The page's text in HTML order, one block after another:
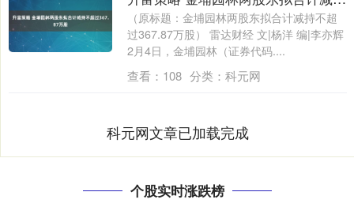
（原标题：金埔园林两股东拟合计减持不超
过367.87万股） 雷达财经 文|杨洋 编|李亦辉
2月4日，金埔园林（证券代码....
查看： 108 分类： 科元网
科元网文章已加载完成
个股实时涨跌榜